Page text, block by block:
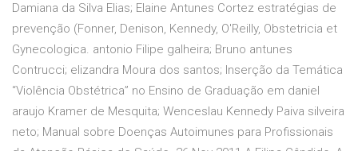
Damiana da Silva Elias; Elaine Antunes Cortez estratégias de
prevenção (Fonner, Denison, Kennedy, O'Reilly, Obstetricia et
Gynecologica. antonio Filipe galheira; Bruno antunes
Contrucci; elizandra Moura dos santos; Inserção da Temática
“Violência Obstétrica” no Ensino de Graduação em daniel
araujo Kramer de Mesquita; Wenceslau Kennedy Paiva silveira
neto; Manual sobre Doenças Autoimunes para Profissionais